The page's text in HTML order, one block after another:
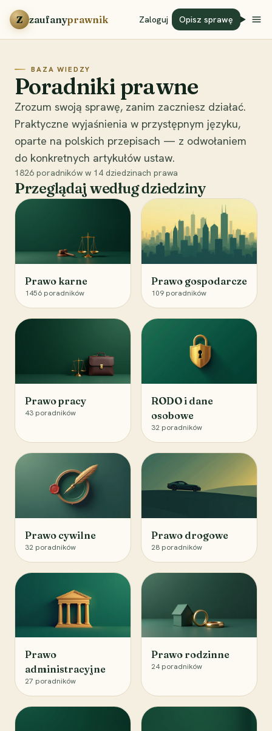
Przejdź do treści
Z zaufanyprawnik Zaloguj Opisz sprawę
BAZA WIEDZY
Poradniki prawne
Zrozum swoją sprawę, zanim zaczniesz działać.
Praktyczne wyjaśnienia w przystępnym języku,
oparte na polskich przepisach — z odwołaniem
do konkretnych artykułów ustaw.
1826 poradników w 14 dziedzinach prawa
Przeglądaj według dziedziny
Prawo karne
1456 poradników
Prawo gospodarcze
109 poradników
Prawo pracy
43 poradników
RODO i dane
osobowe
32 poradników
Prawo cywilne
32 poradników
Prawo drogowe
28 poradników
Prawo
administracyjne
27 poradników
Prawo rodzinne
24 poradników